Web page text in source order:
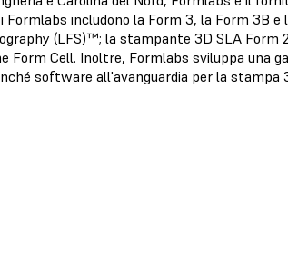
includono la Form 3, la Form 3B
(LFS)™; la stampante 3D SLA Form
Form Cell. Inoltre, Formlabs sviluppa una
software all'avanguardia per la stampa